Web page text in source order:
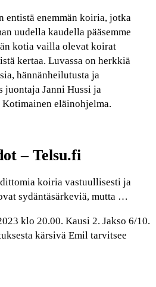
entistä enemmän koiria, jotka
uudella kaudella pääsemme
kotia vailla olevat koirat
kertaa. Luvassa on herkkiä
hännänheilutusta ja
juontaja Janni Hussi ja
eläinohjelma.
– Telsu.fi
koiria vastuullisesti ja
sydäntäsärkeviä, mutta …
klo 20.00. Kausi 2. Jakso 6/10.
kärsivä Emil tarvitsee